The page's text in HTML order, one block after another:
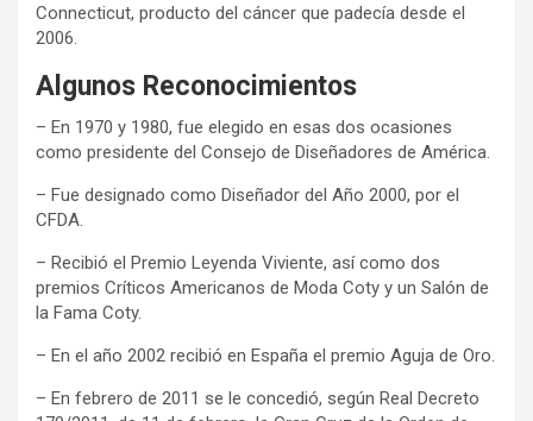
Connecticut, producto del cáncer que padecía desde el
2006.
Algunos Reconocimientos
– En 1970 y 1980, fue elegido en esas dos ocasiones
como presidente del Consejo de Diseñadores de América.
– Fue designado como Diseñador del Año 2000, por el
CFDA.
– Recibió el Premio Leyenda Viviente, así como dos
premios Críticos Americanos de Moda Coty y un Salón de
la Fama Coty.
– En el año 2002 recibió en España el premio Aguja de Oro.
– En febrero de 2011 se le concedió, según Real Decreto